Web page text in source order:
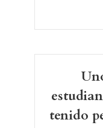
tenido